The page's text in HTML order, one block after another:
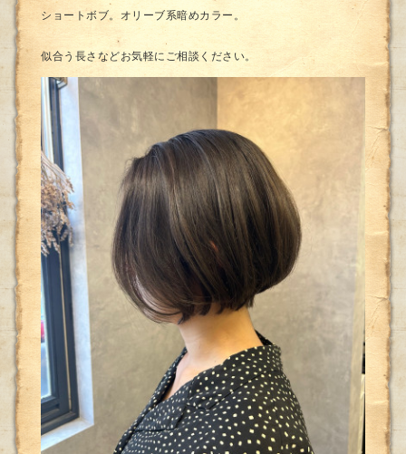
ショートボブ。オリーブ系暗めカラー。
似合う長さなどお気軽にご相談ください。